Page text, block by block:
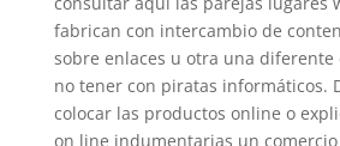
fabrican con intercambio de
sobre enlaces u otra una diferente
no tener con piratas informáticos.
colocar las productos online o
on line indumentarias un